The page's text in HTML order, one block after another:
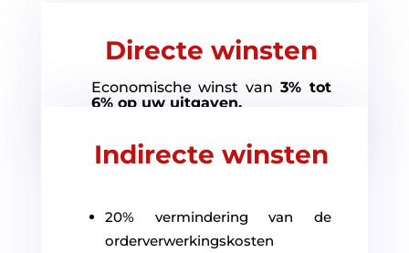
Directe winsten
Economische winst van 3% tot
6% op uw uitgaven.
Indirecte winsten
20% vermindering van de
orderverwerkingskosten